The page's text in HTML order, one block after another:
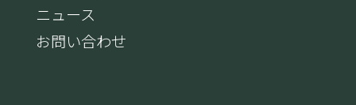
ニュース
お問い合わせ